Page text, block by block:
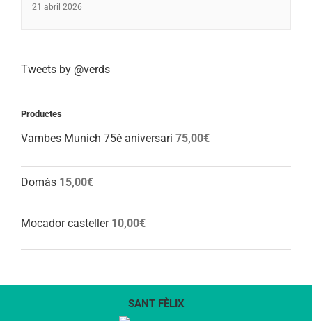
21 abril 2026
Tweets by @verds
Productes
Vambes Munich 75è aniversari 75,00€
Domàs 15,00€
Mocador casteller 10,00€
SANT FÈLIX